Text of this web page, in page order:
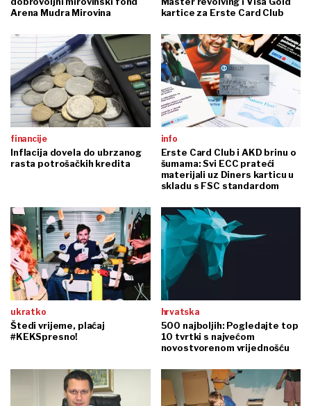
Arena Mudra Mirovina
kartice za Erste Card Club
financije
Inflacija dovela do ubrzanog
rasta potrošačkih kredita
info
Erste Card Club i AKD brinu o
šumama: Svi ECC prateći
materijali uz Diners karticu u
skladu s FSC standardom
ukratko
Štedi vrijeme, plaćaj
#KEKSpresno!
hrvatska
500 najboljih: Pogledajte top
10 tvrtki s najvećom
novostvorenom vrijednošću